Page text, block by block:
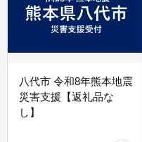
八代市 令和8年熊本地震
災害支援【返礼品な
し】